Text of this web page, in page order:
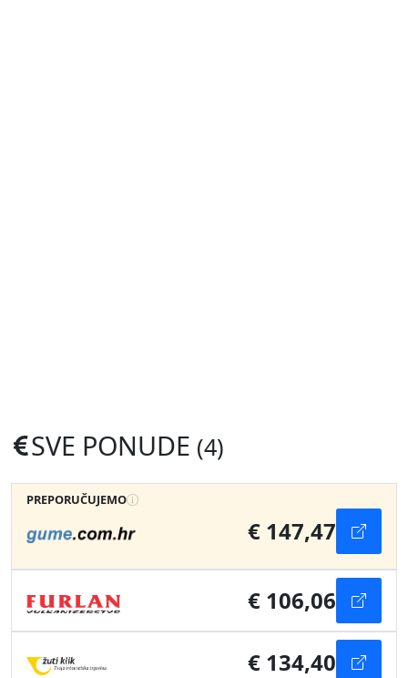
SVE PONUDE (4)
PREPORUČUJEMO
€ 147,47
€ 106,06
€ 134,40